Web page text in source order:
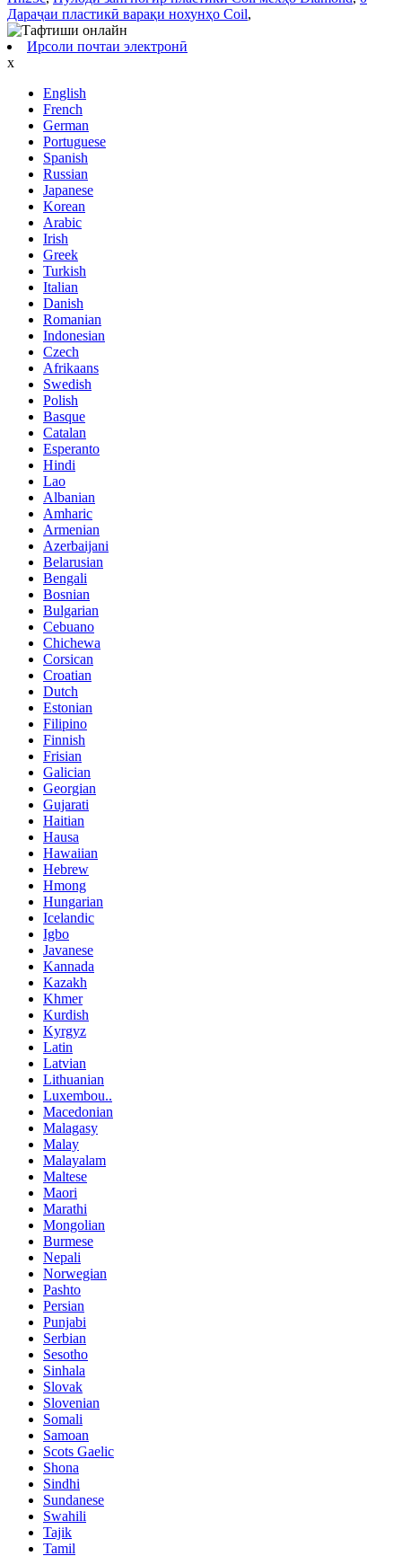
Дараҷаи пластикӣ варақи нохунҳо Coil,
Ирсоли почтаи электронӣ
x
English
French
German
Portuguese
Spanish
Russian
Japanese
Korean
Arabic
Irish
Greek
Turkish
Italian
Danish
Romanian
Indonesian
Czech
Afrikaans
Swedish
Polish
Basque
Catalan
Esperanto
Hindi
Lao
Albanian
Amharic
Armenian
Azerbaijani
Belarusian
Bengali
Bosnian
Bulgarian
Cebuano
Chichewa
Corsican
Croatian
Dutch
Estonian
Filipino
Finnish
Frisian
Galician
Georgian
Gujarati
Haitian
Hausa
Hawaiian
Hebrew
Hmong
Hungarian
Icelandic
Igbo
Javanese
Kannada
Kazakh
Khmer
Kurdish
Kyrgyz
Latin
Latvian
Lithuanian
Luxembou..
Macedonian
Malagasy
Malay
Malayalam
Maltese
Maori
Marathi
Mongolian
Burmese
Nepali
Norwegian
Pashto
Persian
Punjabi
Serbian
Sesotho
Sinhala
Slovak
Slovenian
Somali
Samoan
Scots Gaelic
Shona
Sindhi
Sundanese
Swahili
Tajik
Tamil